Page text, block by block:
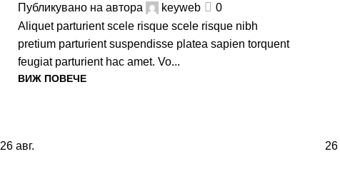
Публикувано на автора keyweb
0
Aliquet parturient scele risque scele risque nibh
pretium parturient suspendisse platea sapien torquent
feugiat parturient hac amet. Vo...
ВИЖ ПОВЕЧЕ
26 авг. 26